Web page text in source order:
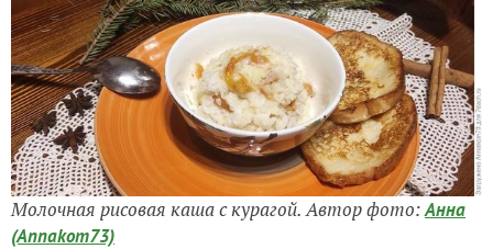
Молочная рисовая каша с курагой. Автор фото:Анна
(Annakom73)